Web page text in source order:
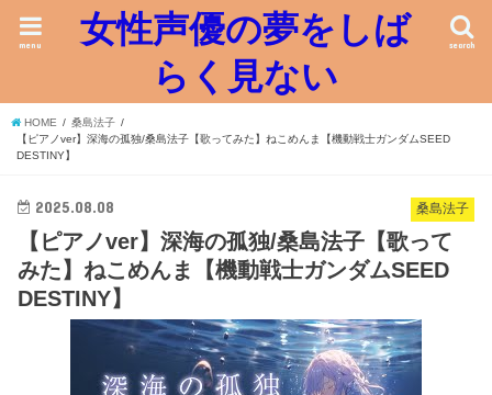
女性声優の夢をしば
らく見ない
search
menu
HOME
桑島法子
【ピアノver】深海の孤独/桑島法子【歌ってみた】ねこめんま【機動戦士ガンダムSEED
DESTINY】
桑島法子
2025.08.08
【ピアノver】深海の孤独/桑島法子【歌って
みた】ねこめんま【機動戦士ガンダムSEED
DESTINY】